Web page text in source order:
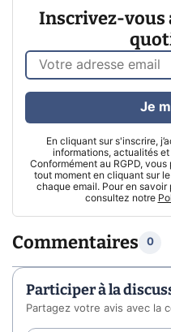
Inscrivez-vous
En cliquant sur s'inscrire,
informations, actualités
Conformément au RGPD,
tout moment en cliquant sur
chaque email. Pour en savoir
consultez notre
Je
Commentaires 0
Participer à la
Partagez votre avis avec la